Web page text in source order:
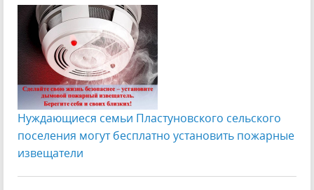
Нуждающиеся семьи Пластуновского сельского
поселения могут бесплатно установить пожарные
извещатели